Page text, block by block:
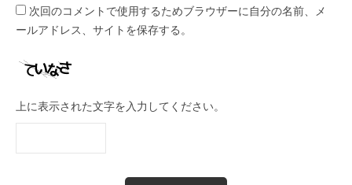
次回のコメントで使用するためブラウザーに自分の名前、メ
ールアドレス、サイトを保存する。
上に表示された文字を入力してください。